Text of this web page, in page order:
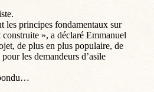
les principes fondamentaux sur
construite », a déclaré Emmanuel
de plus en plus populaire, de
les demandeurs d’asile